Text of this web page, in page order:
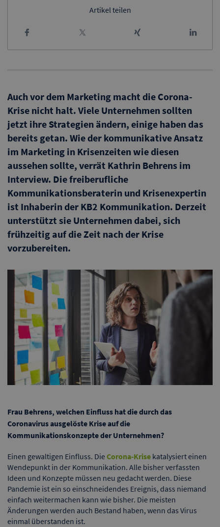
Artikel teilen
Auch vor dem Marketing macht die Corona-
Krise nicht halt. Viele Unternehmen sollten
jetzt ihre Strategien ändern, einige haben das
bereits getan. Wie der kommunikative Ansatz
im Marketing in Krisenzeiten wie diesen
aussehen sollte, verrät Kathrin Behrens im
Interview. Die freiberufliche
Kommunikationsberaterin und Krisenexpertin
ist Inhaberin der KB2 Kommunikation. Derzeit
unterstützt sie Unternehmen dabei, sich
frühzeitig auf die Zeit nach der Krise
vorzubereiten.
Frau Behrens, welchen Einfluss hat die durch das
Coronavirus ausgelöste Krise auf die
Kommunikationskonzepte der Unternehmen?
Einen gewaltigen Einfluss. DieCorona-Krise katalysiert einen
Wendepunkt in der Kommunikation. Alle bisher verfassten
Ideen und Konzepte müssen neu gedacht werden. Diese
Pandemie ist ein so einschneidendes Ereignis, dass niemand
einfach weitermachen kann wie bisher. Die meisten
Änderungen werden auch Bestand haben, wenn das Virus
einmal überstanden ist.